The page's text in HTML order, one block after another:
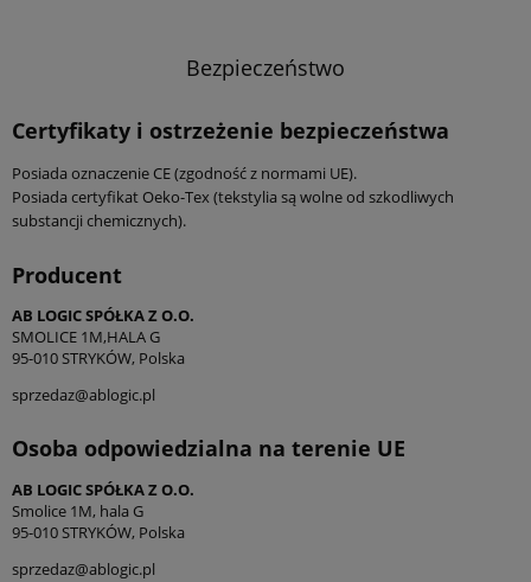
Bezpieczeństwo
Certyfikaty i ostrzeżenie bezpieczeństwa
Posiada oznaczenie CE (zgodność z normami UE).
Posiada certyfikat Oeko-Tex (tekstylia są wolne od szkodliwych
substancji chemicznych).
Producent
AB LOGIC SPÓŁKA Z O.O.
SMOLICE 1M,HALA G
95-010 STRYKÓW, Polska
sprzedaz@ablogic.pl
Osoba odpowiedzialna na terenie UE
AB LOGIC SPÓŁKA Z O.O.
Smolice 1M, hala G
95-010 STRYKÓW, Polska
sprzedaz@ablogic.pl